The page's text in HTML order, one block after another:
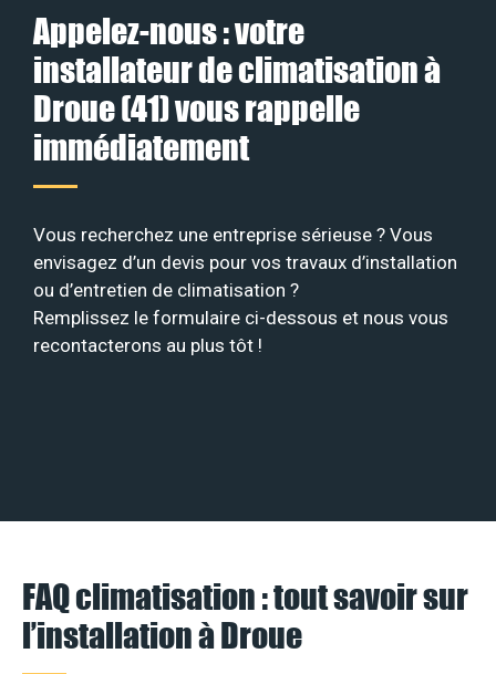
Appelez-nous : votre
installateur de climatisation à
Droue (41) vous rappelle
immédiatement
Vous recherchez une entreprise sérieuse ? Vous
envisagez d’un devis pour vos travaux d’installation
ou d’entretien de climatisation ?
Remplissez le formulaire ci-dessous et nous vous
recontacterons au plus tôt !
FAQ climatisation : tout savoir sur
l’installation à Droue